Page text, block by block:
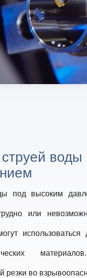
струей
под высоким
или
резки во